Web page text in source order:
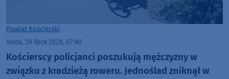
Powiat Kościerski
środa, 29 lipca 2026, 07:40
Kościerscy policjanci poszukują mężczyzny w
związku z kradzieżą roweru. Jednoślad zniknął w